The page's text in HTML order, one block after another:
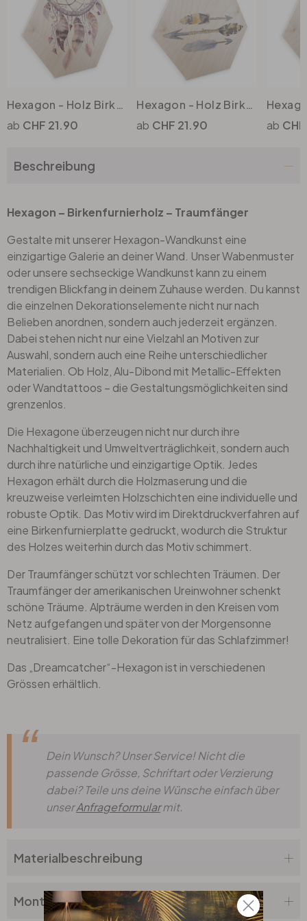
Büro
Eingangsbereich
Hexagon - Holz Birke-Furnier - Kvilis - Traumfänger
CHF 21.90
Hexagon - Holz Birke-Furnier - Kvilis - Arrows
CHF 21.90
Beschreibung
Hexagon – Birkenfurnierholz – Traumfänger
Gestalte mit unserer Hexagon-Wandkunst eine
einzigartige Galerie an deiner Wand. Unser Wabenmuster
oder unsere sechseckige Wandkunst kann zu einem
trendigen Blickfang in deinem Zuhause werden. Du kannst
die einzelnen Dekorationselemente nicht nur nach
Belieben anordnen, sondern auch jederzeit ergänzen.
Dabei stehen nicht nur eine Vielzahl an Motiven zur
Auswahl, sondern auch eine Reihe unterschiedlicher
Materialien. Ob Holz, Alu-Dibond mit Metallic-Effekten
oder Wandtattoos – die Gestaltungsmöglichkeiten sind
grenzenlos.
Die Hexagone überzeugen nicht nur durch ihre
Nachhaltigkeit und Umweltverträglichkeit, sondern auch
durch ihre natürliche und einzigartige Optik. Jedes
Hexagon erhält durch die Holzmaserung und die
kreuzweise verleimten Holzschichten eine individuelle und
robuste Optik. Das Motiv wird im Direktdruckverfahren auf
eine Birkenfurnierplatte gedruckt, wodurch die Struktur
des Holzes weiterhin durch das Motiv schimmert.
Der Traumfänger schützt vor schlechten Träumen. Der
Traumfänger der amerikanischen Ureinwohner schenkt
schöne Träume. Alpträume werden in den Kreisen vom
Netz aufgefangen und später von der Morgensonne
neutralisiert. Eine tolle Dekoration für das Schlafzimmer!
Das „Dreamcatcher“-Hexagon ist in verschiedenen
Grössen erhältlich.
Dein Wunsch? Unser Service! Nicht die
passende Grösse, Schriftart oder Verzierung
dabei? Teile uns deine Wünsche einfach über
unserAnfrageformularmit.
Materialbeschreibung
Montageanleitung